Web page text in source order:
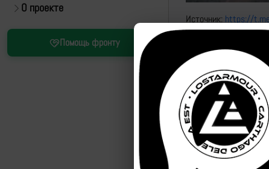
О проекте
Помощь фронту
Источник: https://